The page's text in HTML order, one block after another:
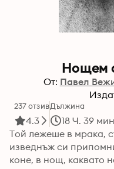
Нощем
От: Павел
237 отзив
4.3
Дължина
18 Ч. 39
Той лежеше в мрака,
изведнъж си
коне, в нощ, каквато